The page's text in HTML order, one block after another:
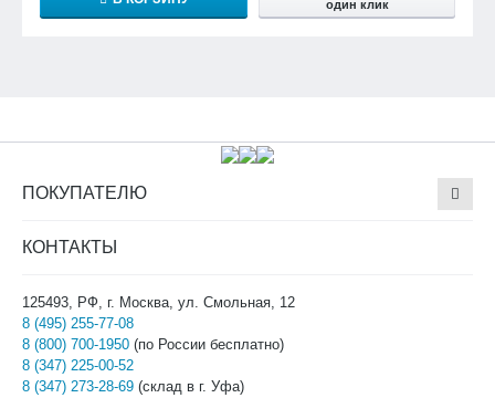
один клик
ПОКУПАТЕЛЮ
КОНТАКТЫ
125493, РФ, г. Москва, ул. Смольная, 12
8 (495) 255-77-08
8 (800) 700-1950 (по России бесплатно)
8 (347) 225-00-52
8 (347) 273-28-69 (склад в г. Уфа)